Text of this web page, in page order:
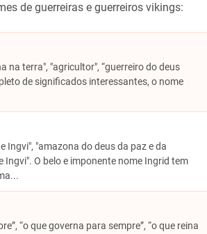
de guerreiras e guerreiros vikings:
na terra", "agricultor", “guerreiro do deus
de significados interessantes, o nome
Ingvi", "amazona do deus da paz e da
Ingvi". O belo e imponente nome Ingrid tem
“o que governa para sempre”, “o que reina